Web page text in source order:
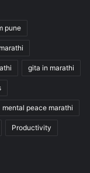
pune
gita in marathi
mental peace marathi
Productivity